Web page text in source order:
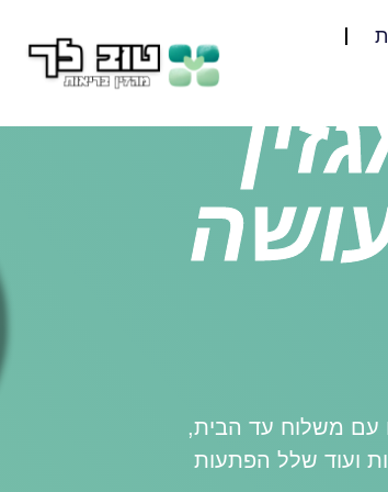
עם משלוח עד הבית,
ועוד שלל הפתעות